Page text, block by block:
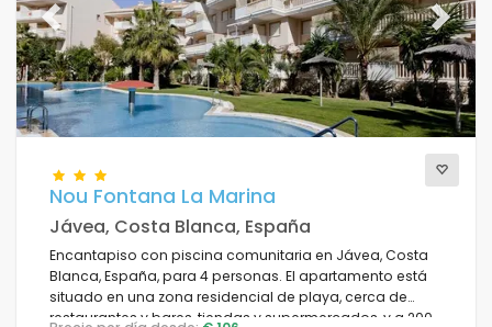
Previous Next
Nou Fontana La Marina
Jávea, Costa Blanca, España
Encantapiso con piscina comunitaria en Jávea, Costa
Blanca, España, para 4 personas. El apartamento está
situado en una zona residencial de playa, cerca de
restaurantes y bares, tiendas y supermercados, y a 200